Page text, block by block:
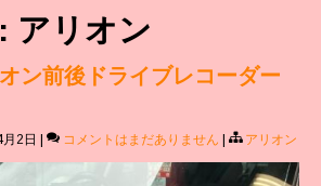
アリオン
ン前後ドライブレコーダー
2日 コメントはまだありません アリオン